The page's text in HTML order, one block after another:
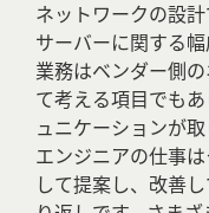
ネットワークの設計
サーバーに関する
業務はベンダー側
て考える項目でも
ュニケーションが
エンジニアの仕事
して提案し、改善